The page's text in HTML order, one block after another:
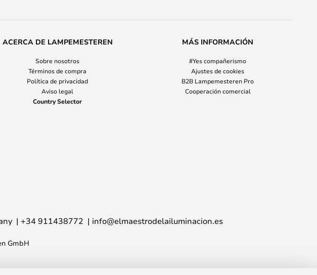
ACERCA DE LAMPEMESTEREN
Sobre nosotros
Términos de compra
Política de privacidad
Aviso legal
Country Selector
MÁS INFORMACIÓN
#Yes compañerismo
Ajustes de cookies
B2B Lampemesteren Pro
Cooperación comercial
+34 911438772 info@elmaestrodelailuminacion.es
GmbH